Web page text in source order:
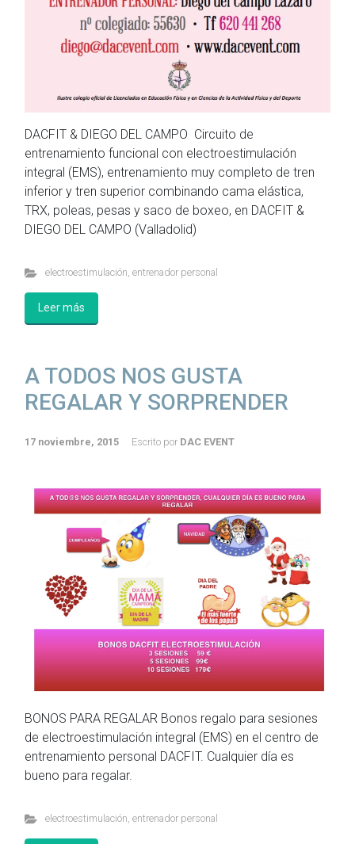
DACFIT & DIEGO DEL CAMPO Circuito de
entrenamiento funcional con electroestimulación
integral (EMS), entrenamiento muy completo de tren
inferior y tren superior combinando cama elástica,
TRX, poleas, pesas y saco de boxeo, en DACFIT &
DIEGO DEL CAMPO (Valladolid)
electroestimulación entrenador personal
Leer más
A TODOS NOS GUSTA
REGALAR Y SORPRENDER
17 noviembre, 2015 Escrito por DAC EVENT
BONOS PARA REGALAR Bonos regalo para sesiones
de electroestimulación integral (EMS) en el centro de
entrenamiento personal DACFIT. Cualquier día es
bueno para regalar.
electroestimulación, entrenador personal